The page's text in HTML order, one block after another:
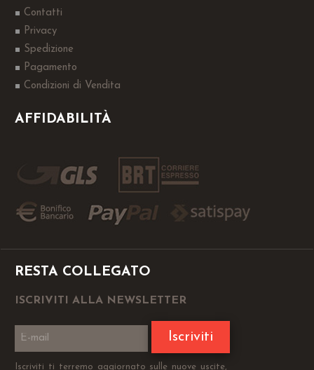
Contatti
Privacy
Spedizione
Pagamento
Condizioni di Vendita
AFFIDABILITÀ
RESTA COLLEGATO
ISCRIVITI ALLA NEWSLETTER
Iscriviti
Iscriviti ti terremo aggiornato sulle nuove uscite,